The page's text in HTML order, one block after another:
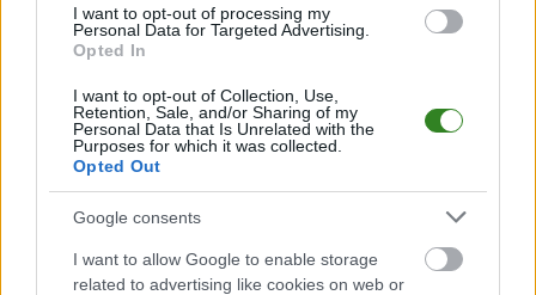
I want to opt-out of processing my
Personal Data for Targeted Advertising.
Opted In
I want to opt-out of Collection, Use,
Retention, Sale, and/or Sharing of my
Personal Data that Is Unrelated with the
Purposes for which it was collected.
Opted Out
Google consents
I want to allow Google to enable storage
related to advertising like cookies on web or
Sokół Sieniawa pozyskał kolejnego zawodnika przed startem
nowego sezonu. Do drużyny beniaminka dołączył Radosław
Radosław Brud występuje na pozycji środkowego pomocnika.
Pierwsze kroki stawiał Orzełku Przeworsk, a n...
Kamil Lukoszek
zostanie